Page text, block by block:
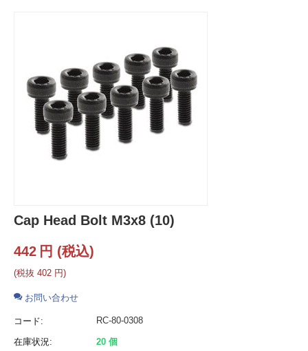
Cap Head Bolt M3x8 (10)
442 円 (税込)
(税抜 402 円)
お問い合わせ
コード: RC-80-0308
在庫状況:
20 個